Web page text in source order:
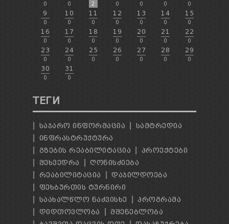
0 0 2 0 0 0 0
9
0
10
0
11
0
12
0
13
0
14
0
15
0
16
0
17
0
18
0
19
0
20
0
21
0
22
0
23
0
24
0
25
0
26
0
27
0
28
0
29
0
30
0
31
0
ТЕГИ
ᲡᲐᲯᲐᲠᲝ ᲘᲜᲤᲝᲠᲛᲐᲪᲘᲐ
ᲡᲐᲛᲢᲠᲔᲓᲘᲐ
ᲘᲜᲤᲠᲐᲡᲢᲠᲣᲥᲢᲣᲠᲐ
ᲒᲖᲔᲑᲘᲡ ᲠᲔᲐᲑᲘᲚᲘᲢᲐᲪᲘᲐ
ᲞᲠᲝᲔᲥᲢᲔᲑᲘ
ᲨᲔᲮᲕᲔᲓᲠᲐ
ᲦᲝᲜᲘᲡᲫᲘᲔᲑᲐ
ᲠᲔᲐᲑᲘᲚᲘᲢᲐᲪᲘᲐ
ᲓᲐᲯᲘᲚᲓᲝᲔᲑᲐ
ᲤᲔᲮᲑᲣᲠᲗᲘᲡ ᲢᲣᲠᲜᲘᲠᲘ
ᲡᲐᲐᲮᲐᲚᲬᲚᲝ ᲜᲐᲫᲕᲘᲡᲮᲔ
ᲞᲠᲝᲒᲠᲐᲛᲐ
ᲓᲘᲓᲗᲝᲕᲚᲝᲑᲐ
ᲛᲨᲔᲜᲔᲑᲚᲝᲑᲐ